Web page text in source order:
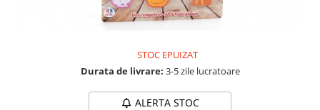
Jucarii si jocuri exterior
STOC EPUIZAT
Durata de livrare: 3-5 zile lucratoare
ALERTA STOC